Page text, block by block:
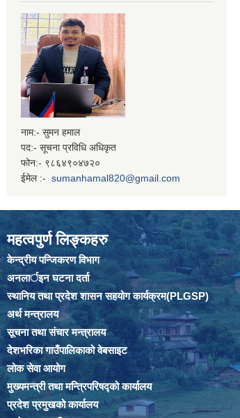
नाम:- सुमन हमाल
पद:- सूचना प्रविधि अधिकृत
फोन:- ९८६४९०४७२०
ईमेल :- sumanhamal820@gmail.com
महत्वपुर्ण लिङ्कहरु
केन्द्रीय पन्जिकरण विभाग
अनलार्इन घटना दर्ता
स्थानिय तथा प्रदेश शासन सहयोग कार्यक्रम(PLGSP)
अर्थ मन्त्रालय
सूचना तथा संचार मन्त्रालय
देशभरिका गाउँपालिकाको वेबसाइट
लोक सेवा आयोग
मुख्यमन्त्री तथा मन्त्रिपरिषद्को कार्यालय
प्रदेश प्रमुखको कार्यालय